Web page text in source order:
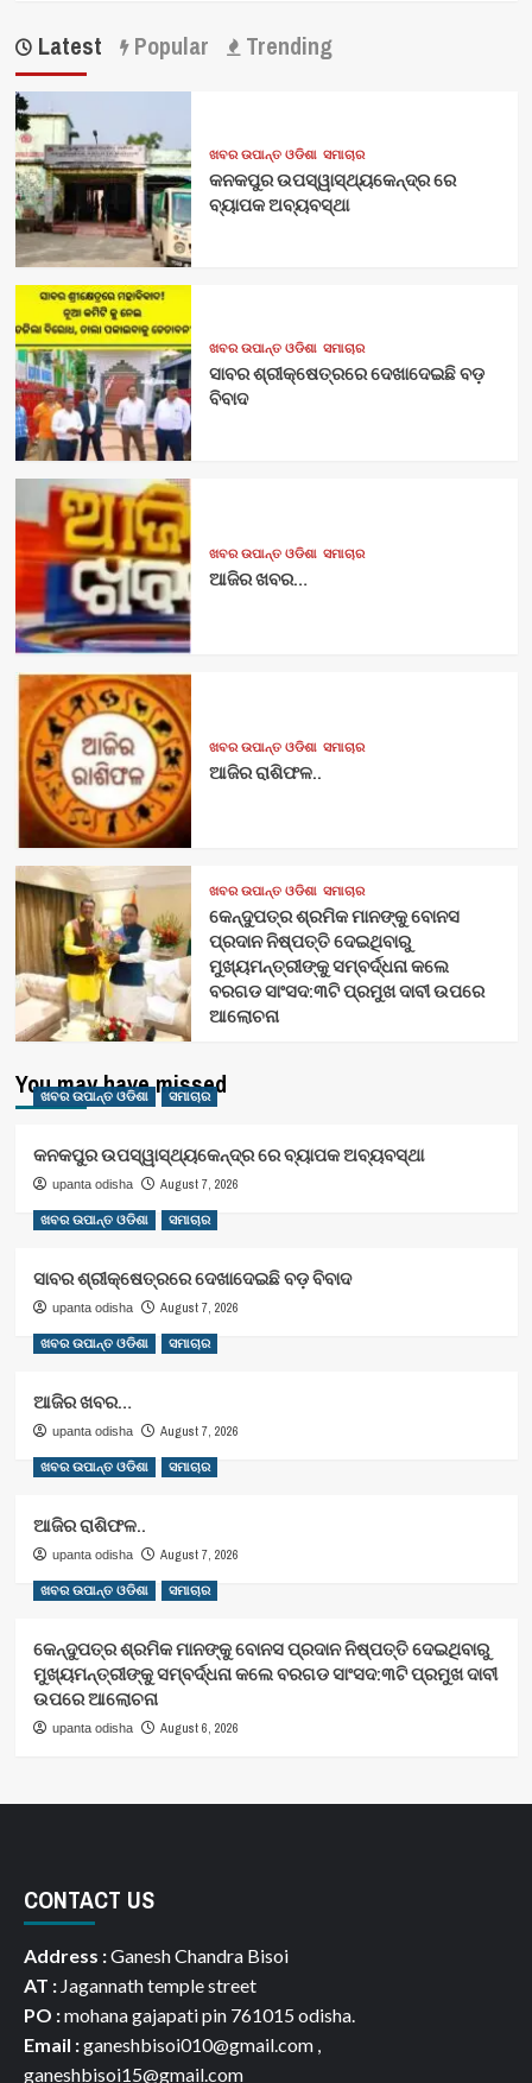
Latest Popular Trending
ଖବର ଉପାନ୍ତ ଓଡିଶା ସମାଚାର
କନକପୁର ଉପସ୍ୱାସ୍ଥ୍ୟକେନ୍ଦ୍ର ରେ
ବ୍ୟାପକ ଅବ୍ୟବସ୍ଥା
ଖବର ଉପାନ୍ତ ଓଡିଶା ସମାଚାର
ସାବର ଶ୍ରୀକ୍ଷେତ୍ରରେ ଦେଖାଦେଇଛି ବଡ଼
ବିବାଦ
ଖବର ଉପାନ୍ତ ଓଡିଶା ସମାଚାର
ଆଜିର ଖବର…
ଖବର ଉପାନ୍ତ ଓଡିଶା ସମାଚାର
ଆଜିର ରାଶିଫଳ..
ଖବର ଉପାନ୍ତ ଓଡିଶା ସମାଚାର
କେନ୍ଦୁପତ୍ର ଶ୍ରମିକ ମାନଙ୍କୁ ବୋନସ
ପ୍ରଦାନ ନିଷ୍ପତ୍ତି ଦେଇଥିବାରୁ
ମୁଖ୍ୟମନ୍ତ୍ରୀଙ୍କୁ ସମ୍ବର୍ଦ୍ଧନା କଲେ
ବରଗଡ ସାଂସଦ:୩ଟି ପ୍ରମୁଖ ଦାବୀ ଉପରେ
ଆଲୋଚନା
You may have missed
ଖବର ଉପାନ୍ତ ଓଡିଶା ସମାଚାର
କନକପୁର ଉପସ୍ୱାସ୍ଥ୍ୟକେନ୍ଦ୍ର ରେ ବ୍ୟାପକ ଅବ୍ୟବସ୍ଥା
upanta odisha August 7, 2026
ଖବର ଉପାନ୍ତ ଓଡିଶା ସମାଚାର
ସାବର ଶ୍ରୀକ୍ଷେତ୍ରରେ ଦେଖାଦେଇଛି ବଡ଼ ବିବାଦ
upanta odisha August 7, 2026
ଖବର ଉପାନ୍ତ ଓଡିଶା ସମାଚାର
ଆଜିର ଖବର…
upanta odisha August 7, 2026
ଖବର ଉପାନ୍ତ ଓଡିଶା ସମାଚାର
ଆଜିର ରାଶିଫଳ..
upanta odisha August 7, 2026
ଖବର ଉପାନ୍ତ ଓଡିଶା ସମାଚାର
କେନ୍ଦୁପତ୍ର ଶ୍ରମିକ ମାନଙ୍କୁ ବୋନସ ପ୍ରଦାନ ନିଷ୍ପତ୍ତି ଦେଇଥିବାରୁ
ମୁଖ୍ୟମନ୍ତ୍ରୀଙ୍କୁ ସମ୍ବର୍ଦ୍ଧନା କଲେ ବରଗଡ ସାଂସଦ:୩ଟି ପ୍ରମୁଖ ଦାବୀ
ଉପରେ ଆଲୋଚନା
upanta odisha August 6, 2026
CONTACT US
Address :Ganesh Chandra Bisoi
AT : Jagannath temple street
PO :mohana gajapati pin 761015 odisha.
Email :ganeshbisoi010@gmail.com ,
ganeshbisoi15@gmail.com